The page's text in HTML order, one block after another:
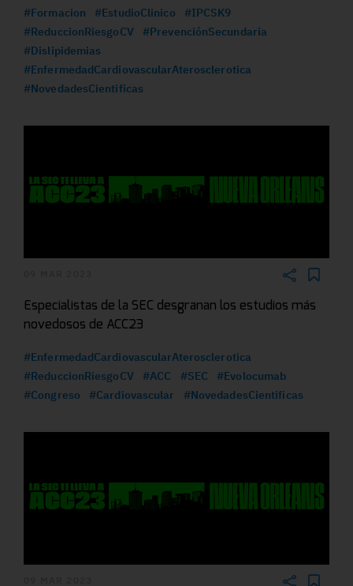
#Formacion #EstudioClinico
#IPCSK9
#ReduccionRiesgoCV
#PrevenciónSecundaria
#Dislipidemias
#EnfermedadCardiovascularAterosclerotica
#NovedadesCientificas
Especialistas de la SEC desgranan los estudios más
novedosos de ACC23
#EnfermedadCardiovascularAterosclerotica
#ReduccionRiesgoCV
#ACC #SEC
#Evolocumab
#Congreso
#Cardiovascular #NovedadesCientificas